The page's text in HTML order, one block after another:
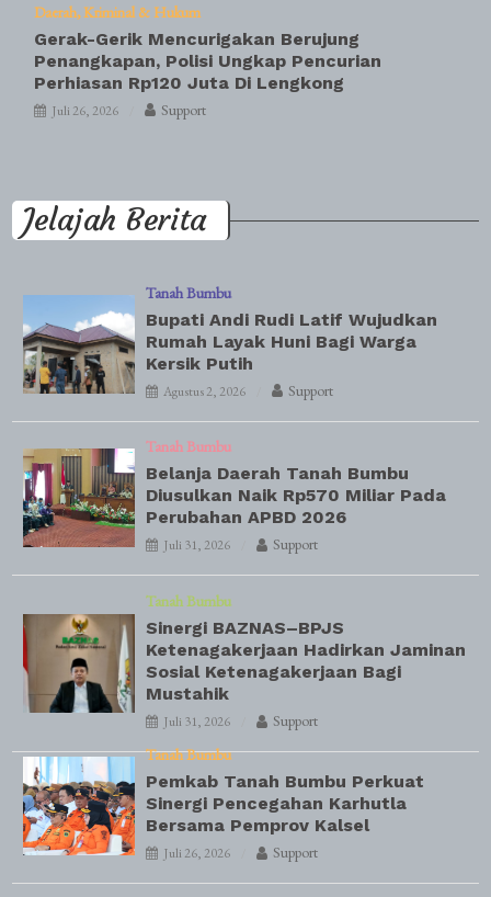
Daerah Kriminal & Hukum
Gerak-Gerik Mencurigakan Berujung
Penangkapan, Polisi Ungkap Pencurian
Perhiasan Rp120 Juta Di Lengkong
Juli 26, 2026 Support
Jelajah Berita
Tanah Bumbu
Bupati Andi Rudi Latif Wujudkan
Rumah Layak Huni Bagi Warga
Kersik Putih
Agustus 2, 2026 Support
Tanah Bumbu
Belanja Daerah Tanah Bumbu
Diusulkan Naik Rp570 Miliar Pada
Perubahan APBD 2026
Juli 31, 2026 Support
Tanah Bumbu
Sinergi BAZNAS–BPJS
Ketenagakerjaan Hadirkan Jaminan
Sosial Ketenagakerjaan Bagi
Mustahik
Juli 31, 2026
Support
Tanah Bumbu
Pemkab Tanah Bumbu Perkuat
Sinergi Pencegahan Karhutla
Bersama Pemprov Kalsel
Juli 26, 2026 Support